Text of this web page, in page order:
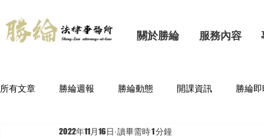
關於勝綸 服務內容
所有文章 勝綸週報 勝綸動態 開課資訊 勝綸
2022年11月16日 讀畢需時 1 分鐘